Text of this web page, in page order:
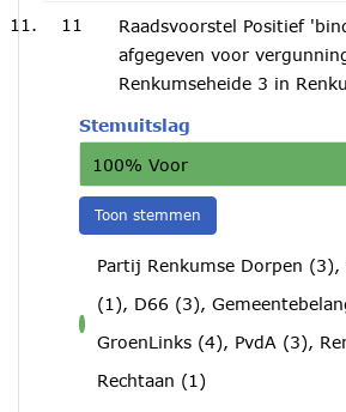
11
Raadsvoorstel Positief
afgegeven voor
Renkumseheide 3 in
Stemuitslag
100% Voor
Toon stemmen
voor
Partij Renkumse Dorpen (3),
(1), D66 (3),
GroenLinks (4), PvdA (3),
Rechtaan (1)